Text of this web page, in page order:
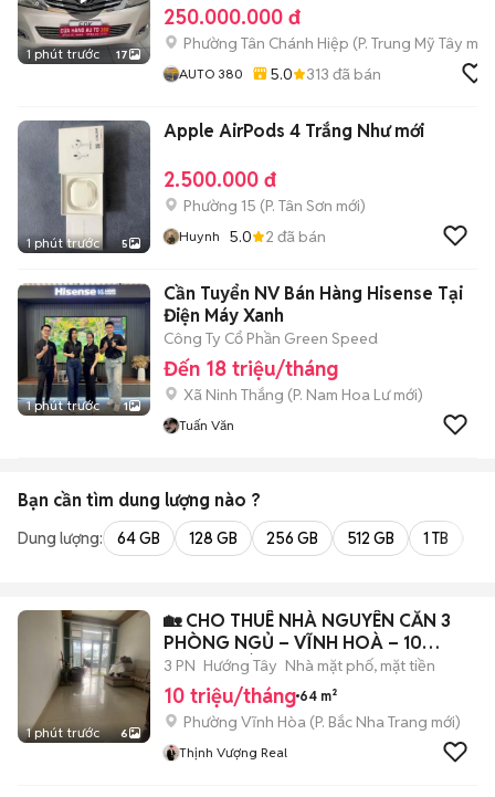
1 phút trước 17
250.000.000 đ
Phường Tân Chánh Hiệp (P. Trung Mỹ Tây mới)
AUTO 380 5.0 313 đã bán
1 phút trước 5
Apple AirPods 4 Trắng Như mới
2.500.000 đ
Phường 15 (P. Tân Sơn mới)
Huynh 5.0 2 đã bán
1 phút trước 1
Cần Tuyển NV Bán Hàng Hisense Tại
Điện Máy Xanh
Công Ty Cổ Phần Green Speed
Đến 18 triệu/tháng
Xã Ninh Thắng (P. Nam Hoa Lưmới)
Tuấn Văn
Bạn cần tìm dung lượng nào ?
Dung lượng: 64 GB 128 GB 256 GB 512 GB 1 TB
1 phút trước 6
🏡 CHO THUÊ NHÀ NGUYÊN CĂN 3
PHÒNG NGỦ – VĨNH HOÀ – 10
TRIỆU/THÁNG
3 PN Hướng Tây Nhà mặt phố, mặt tiền
10 triệu/tháng 64 m²
Phường Vĩnh Hòa (P. Bắc Nha Trang mới)
Thịnh Vượng Real